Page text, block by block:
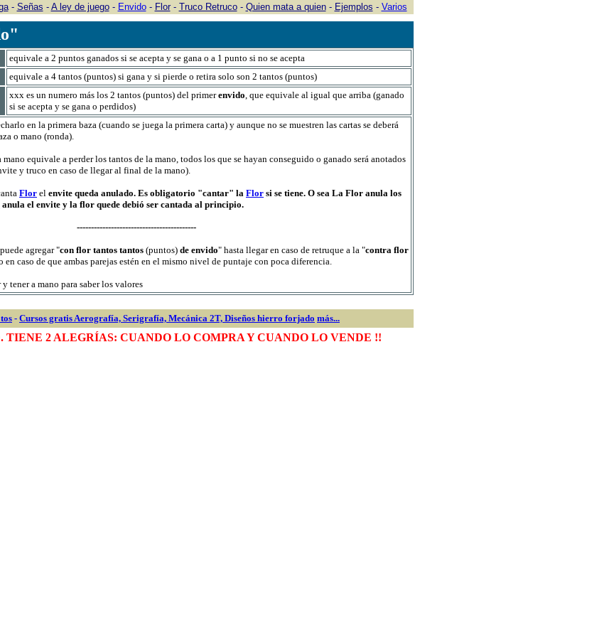
- Señas - A ley de juego- Envido- Flor- Truco Retruco- Quien mata a quien- Ejemplos - Varios
equivale a 2 puntos ganados si se acepta y se gana o a 1 punto si no se acepta
equivale a 4 tantos (puntos) si gana y si pierde o retira solo son 2 tantos (puntos)
xxx es un numero más los 2 tantos (puntos) del primerenvido, que equivale al igual que arriba (ganado
si se acepta y se gana o perdidos)
en la primera baza (cuando se juega la primera carta) y aunque no se muestren las cartas se deberá
o mano (ronda).
mano equivale a perder los tantos de la mano, todos los que se hayan conseguido o ganado será anotados
y truco en caso de llegar al final de la mano).
Flor el envite queda anulado. Es obligatorio "cantar" la Flor si se tiene. O sea La Flor anula los
anula el envite y la flor quede debió ser cantada al principio.
------------------------------------------
agregar "con flor tantos tantos (puntos) de envido" hasta llegar en caso de retruque a la "contra flor
caso de que ambas parejas estén en el mismo nivel de puntaje con poca diferencia.
tener a mano para saber los valores
- Cursos gratis Aerografía, Serigrafía, Mecánica 2T, Diseños hierro forjado más...
TIENE 2 ALEGRÍAS: CUANDO LO COMPRA Y CUANDO LO VENDE !!